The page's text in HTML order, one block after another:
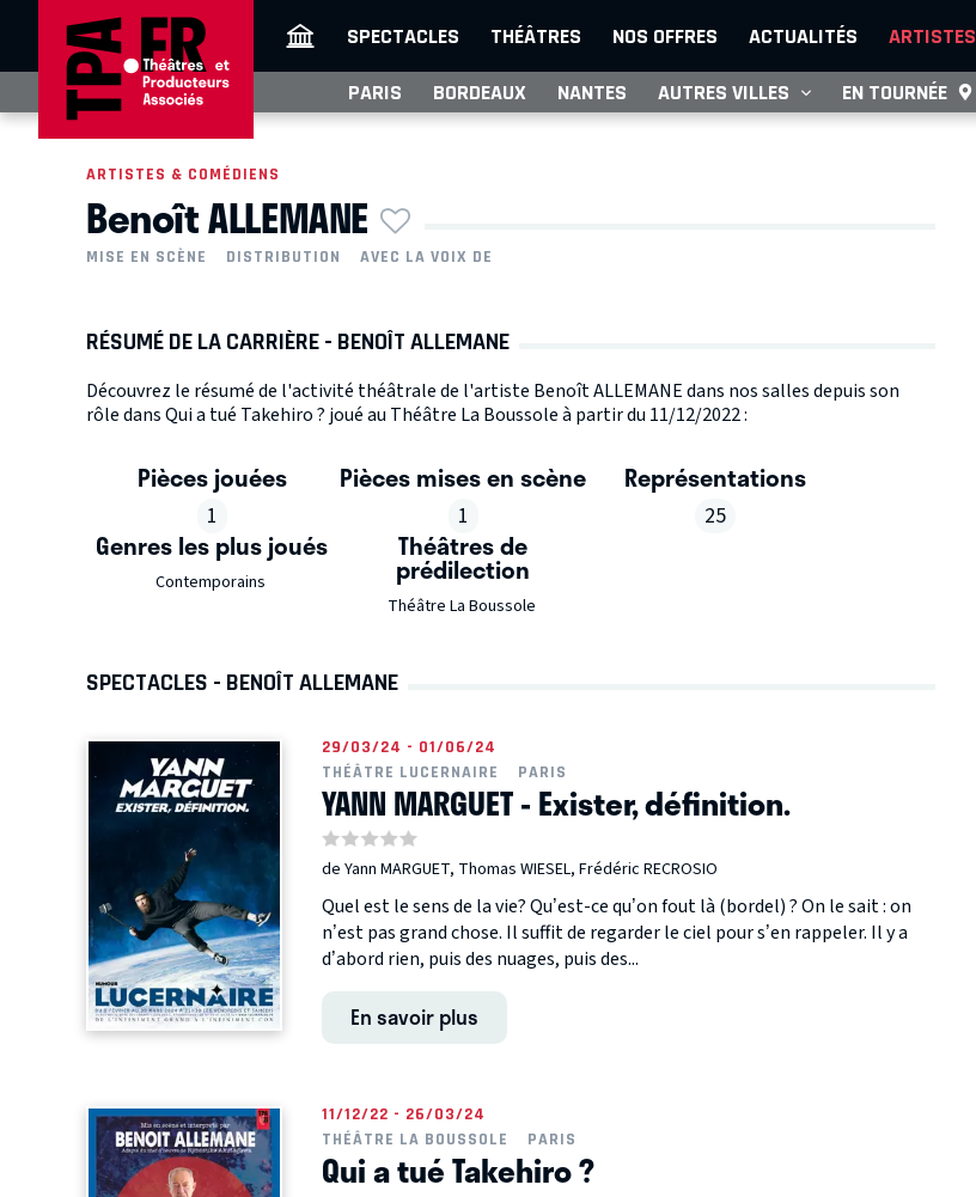
SPECTACLES THÉÂTRES NOS OFFRES ACTUALITÉS ARTISTES
PARIS BORDEAUX NANTES AUTRES VILLES EN TOURNÉE
ARTISTES & COMÉDIENS
Benoît ALLEMANE
MISE EN SCÈNE DISTRIBUTION AVEC LA VOIX DE
RÉSUMÉ DE LA CARRIÈRE - BENOÎT ALLEMANE
Découvrez le résumé de l'activité théâtrale de l'artiste Benoît ALLEMANE dans nos salles depuis son
rôle dans Qui a tué Takehiro ? joué au Théâtre La Boussole à partir du 11/12/2022 :
Pièces jouées
1
Pièces mises en scène
1
Représentations
25
Genres les plus joués
Contemporains
Théâtres de
prédilection
Théâtre La Boussole
SPECTACLES - BENOÎT ALLEMANE
29/03/24 - 01/06/24
THÉÂTRE LUCERNAIRE
PARIS
YANN MARGUET - Exister, définition.
de Yann MARGUET, Thomas WIESEL, Frédéric RECROSIO
Quel est le sens de la vie? Qu’est-ce qu’on fout là (bordel) ? On le sait : on
n’est pas grand chose. Il suffit de regarder le ciel pour s’en rappeler. Il y a
d’abord rien, puis des nuages, puis des...
En savoir plus
11/12/22 - 26/03/24
THÉÂTRE LA BOUSSOLE
PARIS
Qui a tué Takehiro ?